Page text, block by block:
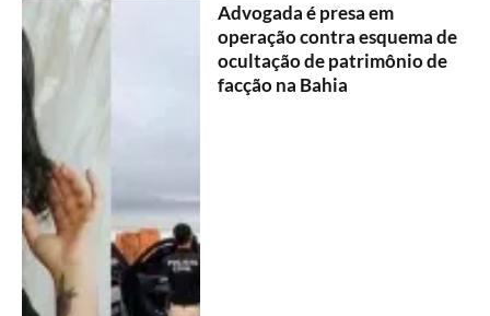
Advogada é presa em
operação contra esquema de
ocultação de patrimônio de
facção na Bahia